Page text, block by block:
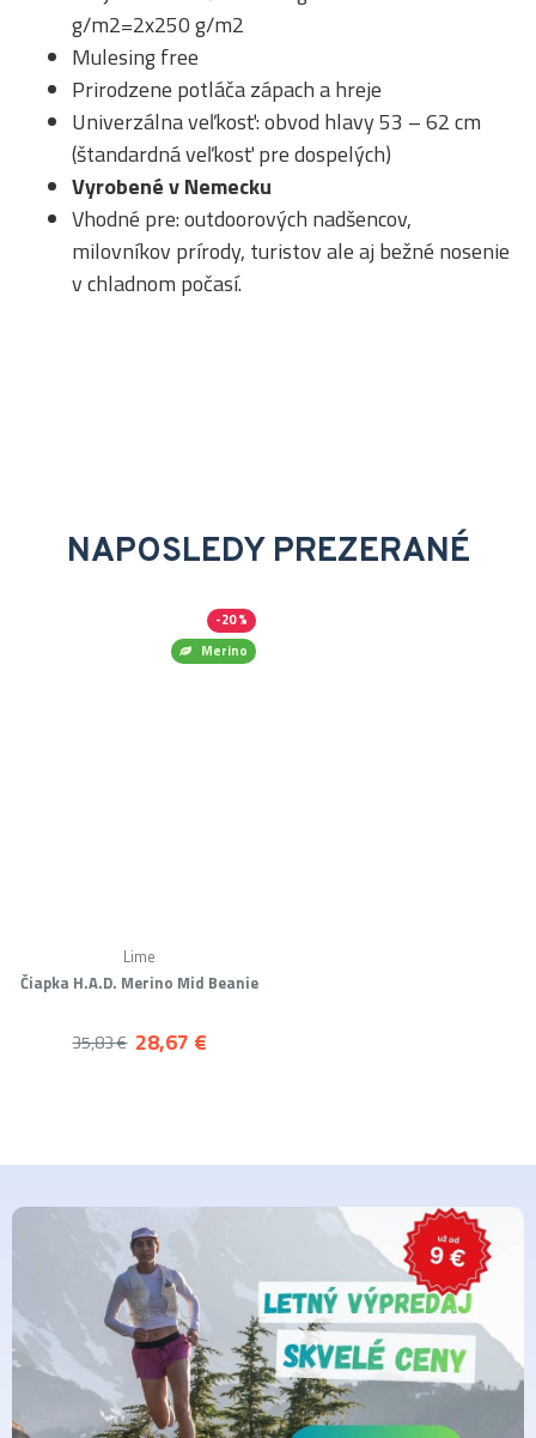
g/m2=2x250 g/m2
Mulesing free
Prirodzene potláča zápach a hreje
Univerzálna veľkosť: obvod hlavy 53 – 62 cm
(štandardná veľkosť pre dospelých)
Vyrobené v Nemecku
Vhodné pre: outdoorových nadšencov,
milovníkov prírody, turistov ale aj bežné nosenie
v chladnom počasí.
NAPOSLEDY PREZERANÉ
Merino
-20 %
Čiapka H.A.D. Merino Mid Beanie
Lime
28,67 €
35,83 €